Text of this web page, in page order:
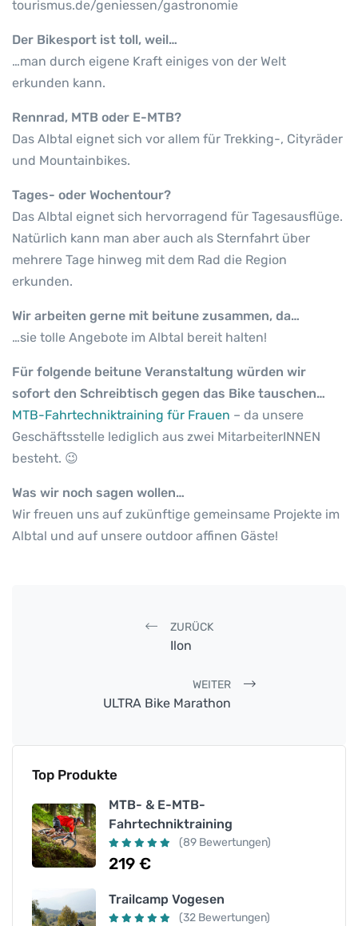
tourismus.de/geniessen/gastronomie
Der Bikesport ist toll, weil…
…man durch eigene Kraft einiges von der Welt
erkunden kann.
Rennrad, MTB oder E-MTB?
Das Albtal eignet sich vor allem für Trekking-, Cityräder
und Mountainbikes.
Tages- oder Wochentour?
Das Albtal eignet sich hervorragend für Tagesausflüge.
Natürlich kann man aber auch als Sternfahrt über
mehrere Tage hinweg mit dem Rad die Region
erkunden.
Wir arbeiten gerne mit beitune zusammen, da…
…sie tolle Angebote im Albtal bereit halten!
Für folgende beitune Veranstaltung würden wir
sofort den Schreibtisch gegen das Bike tauschen…
MTB-Fahrtechniktraining für Frauen – da unsere
Geschäftsstelle lediglich aus zwei MitarbeiterINNEN
besteht. 😉
Was wir noch sagen wollen…
Wir freuen uns auf zukünftige gemeinsame Projekte im
Albtal und auf unsere outdoor affinen Gäste!
Post navigation
ZURÜCK
Ilon
WEITER
ULTRA Bike Marathon
Top Produkte
MTB- & E-MTB-
Fahrtechniktraining
(89 Bewertungen)
219 €
Trailcamp Vogesen
(32 Bewertungen)